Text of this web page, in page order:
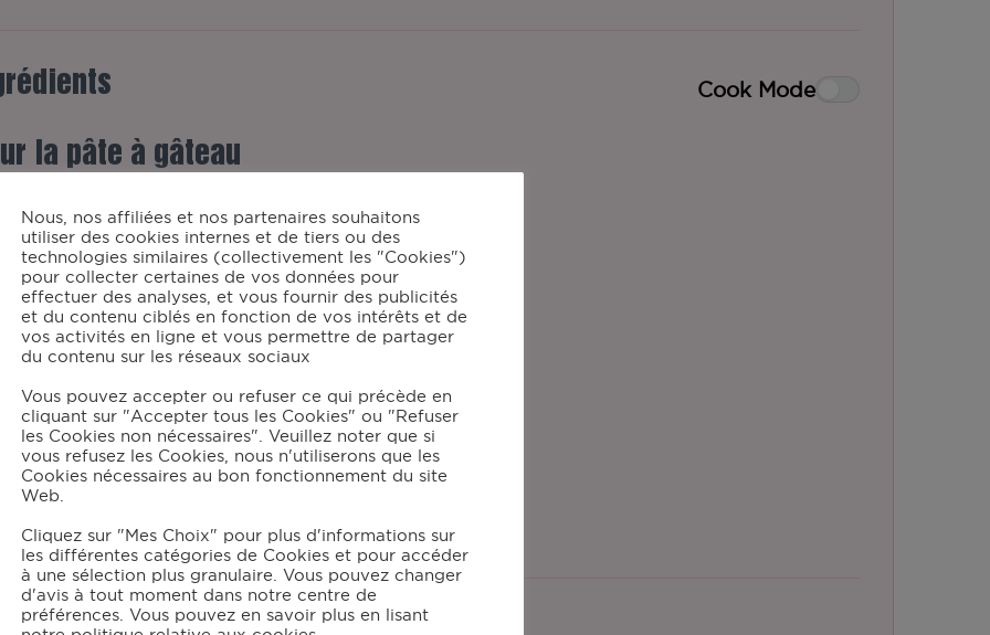
Cook Mode
la pâte à gâteau
150 gde sucre roux
210 gde farine
càcde levure
pincée de sel
càc de cannelle
le crumble
125 gde farine
100 gde cassonade
gde beurre froid
Nous, nos affiliées et nos partenaires souhaitons
utiliser des cookies internes et de tiers ou des
technologies similaires (collectivement les "Cookies")
pour collecter certaines de vos données pour
effectuer des analyses, et vous fournir des publicités
et du contenu ciblés en fonction de vos intérêts et de
vos activités en ligne et vous permettre de partager
du contenu sur les réseaux sociaux
Vous pouvez accepter ou refuser ce qui précède en
cliquant sur "Accepter tous les Cookies" ou "Refuser
les Cookies non nécessaires". Veuillez noter que si
vous refusez les Cookies, nous n'utiliserons que les
Cookies nécessaires au bon fonctionnement du site
Web.
Cliquez sur "Mes Choix" pour plus d'informations sur
les différentes catégories de Cookies et pour accéder
à une sélection plus granulaire. Vous pouvez changer
d'avis à tout moment dans notre centre de
préférences. Vous pouvez en savoir plus en lisant